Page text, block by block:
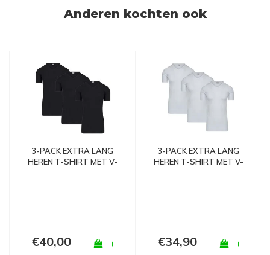
Anderen kochten ook
3-PACK EXTRA LANG
HEREN T-SHIRT MET V-
€40,00 +
3-PACK EXTRA LANG
HEREN T-SHIRT MET V-
€34,90 +